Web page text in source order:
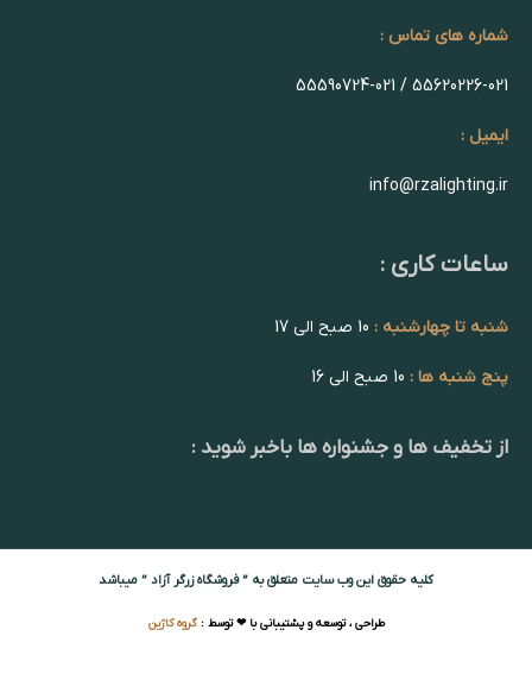
شماره های تماس :
55620226-021 / 55590724-021
ایمیل :
info@rzalighting.ir
ساعات کاری :
شنبه تا چهارشنبه :
پنج شنبه ها :
از تخفیف ها و جشنواره ها باخبر شوید :
کلیه حقوق این وب سایت متعلق به ” فروشگاه زرگر آزاد ” میباشد
طراحی ، توسعه و پشتیبانی با ❤ توسط :گروه کاژین